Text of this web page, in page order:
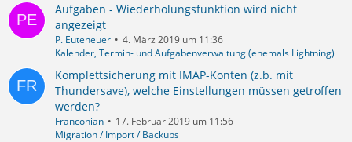
Aufgaben - Wiederholungsfunktion wird nicht
angezeigt
P. Euteneuer
4. März 2019 um 11:36
Kalender, Termin- und Aufgabenverwaltung (ehemals Lightning)
Komplettsicherung mit IMAP-Konten (z.b. mit
Thundersave), welche Einstellungen müssen getroffen
werden?
Franconian
17. Februar 2019 um 11:56
Migration / Import / Backups